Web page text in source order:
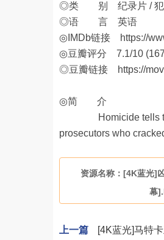
◎类 别 纪录片 / 犯
◎语 言 英语
◎IMDb链接
https://
◎豆瓣评分 7.1/10
◎豆瓣链接
https://
◎简 介
Homicide tells the
prosecutors who
资源名称：[4K蓝光]
幕
上一篇
[4K蓝光]马特